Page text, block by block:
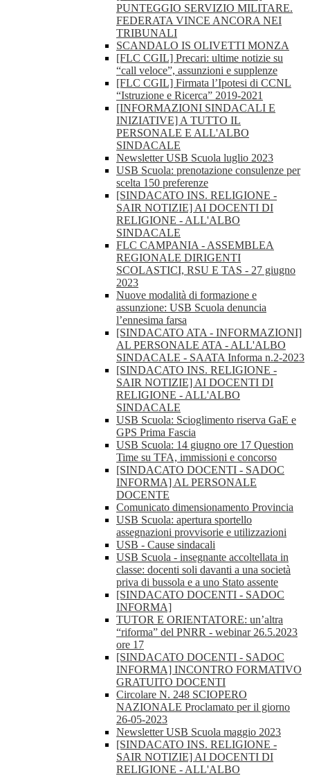
PUNTEGGIO SERVIZIO MILITARE.
FEDERATA VINCE ANCORA NEI
TRIBUNALI
SCANDALO IS OLIVETTI MONZA
[FLC CGIL] Precari: ultime notizie su
“call veloce”, assunzioni e supplenze
[FLC CGIL] Firmata l’Ipotesi di CCNL
“Istruzione e Ricerca” 2019-2021
[INFORMAZIONI SINDACALI E
INIZIATIVE] A TUTTO IL
PERSONALE E ALL'ALBO
SINDACALE
Newsletter USB Scuola luglio 2023
USB Scuola: prenotazione consulenze per
scelta 150 preferenze
[SINDACATO INS. RELIGIONE -
SAIR NOTIZIE] AI DOCENTI DI
RELIGIONE - ALL'ALBO
SINDACALE
FLC CAMPANIA - ASSEMBLEA
REGIONALE DIRIGENTI
SCOLASTICI, RSU E TAS - 27 giugno
2023
Nuove modalità di formazione e
assunzione: USB Scuola denuncia
l’ennesima farsa
[SINDACATO ATA - INFORMAZIONI]
AL PERSONALE ATA - ALL'ALBO
SINDACALE - SAATA Informa n.2-2023
[SINDACATO INS. RELIGIONE -
SAIR NOTIZIE] AI DOCENTI DI
RELIGIONE - ALL'ALBO
SINDACALE
USB Scuola: Scioglimento riserva GaE e
GPS Prima Fascia
USB Scuola: 14 giugno ore 17 Question
Time su TFA, immissioni e concorso
[SINDACATO DOCENTI - SADOC
INFORMA] AL PERSONALE
DOCENTE
Comunicato dimensionamento Provincia
USB Scuola: apertura sportello
assegnazioni provvisorie e utilizzazioni
USB - Cause sindacali
USB Scuola - insegnante accoltellata in
classe: docenti soli davanti a una società
priva di bussola e a uno Stato assente
[SINDACATO DOCENTI - SADOC
INFORMA]
TUTOR E ORIENTATORE: un’altra
“riforma” del PNRR - webinar 26.5.2023
ore 17
[SINDACATO DOCENTI - SADOC
INFORMA] INCONTRO FORMATIVO
GRATUITO DOCENTI
Circolare N. 248 SCIOPERO
NAZIONALE Proclamato per il giorno
26-05-2023
Newsletter USB Scuola maggio 2023
[SINDACATO INS. RELIGIONE -
SAIR NOTIZIE] AI DOCENTI DI
RELIGIONE - ALL'ALBO